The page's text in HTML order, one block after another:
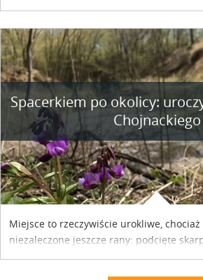
współpracy reklamowej z Hungary
Spacerkiem po okolicy:
Chojnackiego
Miejsce to rzeczywiście urokliwe,
niezaleczone jeszcze rany: podcięte